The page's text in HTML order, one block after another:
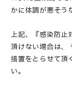
かに体調が悪そう
上記、『感染防止
頂けない場合は、
措置をとらせて頂
い。